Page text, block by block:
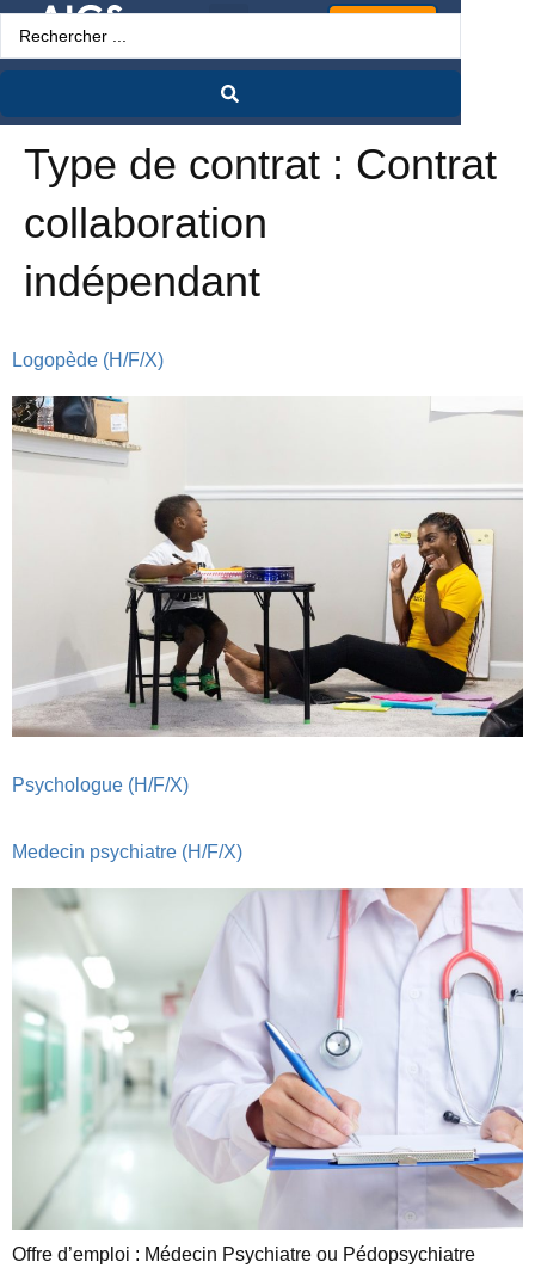
Type de contrat : Contrat
collaboration
indépendant
Logopède (H/F/X)
Psychologue (H/F/X)
Medecin psychiatre (H/F/X)
Offre d’emploi : Médecin Psychiatre ou Pédopsychiatre